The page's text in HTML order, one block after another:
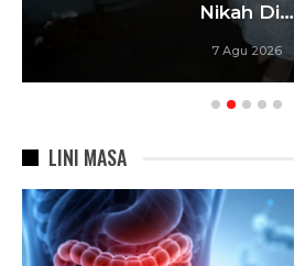
Nikah Di…
7 Agu 2026
LINI MASA